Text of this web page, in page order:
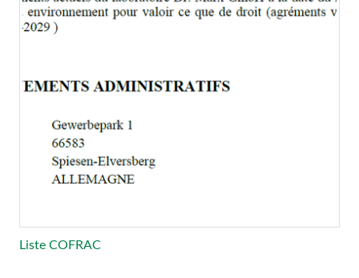
Liste COFRAC